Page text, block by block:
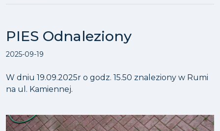
PIES Odnaleziony
2025-09-19
W dniu 19.09.2025r o godz. 15.50 znaleziony w Rumi
na ul. Kamiennej.